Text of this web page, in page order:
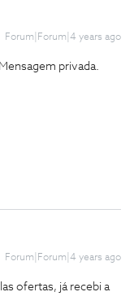
Forum|Forum|4 years ago
privada.
Forum|Forum|4 years ago
ofertas, já recebi a